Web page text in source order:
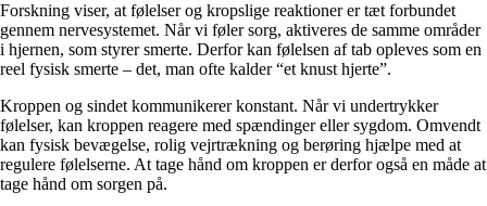
Forskning viser, at følelser og kropslige reaktioner er tæt forbundet
gennem nervesystemet. Når vi føler sorg, aktiveres de samme områder
i hjernen, som styrer smerte. Derfor kan følelsen af tab opleves som en
reel fysisk smerte – det, man ofte kalder “et knust hjerte”.
Kroppen og sindet kommunikerer konstant. Når vi undertrykker
følelser, kan kroppen reagere med spændinger eller sygdom. Omvendt
kan fysisk bevægelse, rolig vejrtrækning og berøring hjælpe med at
regulere følelserne. At tage hånd om kroppen er derfor også en måde at
tage hånd om sorgen på.